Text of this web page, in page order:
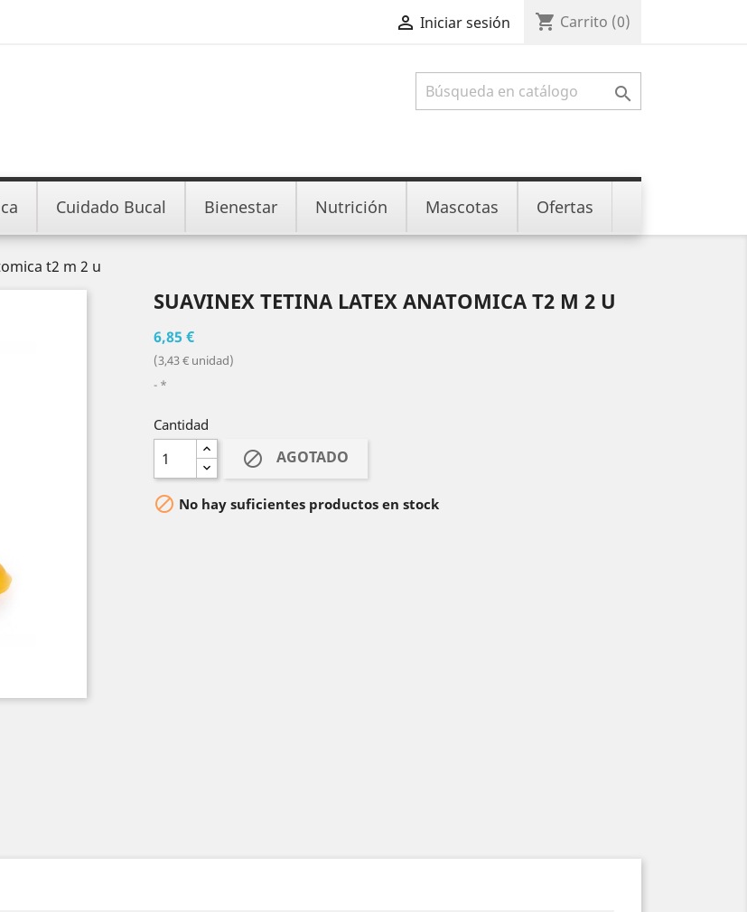
 Iniciar sesión shopping_cart Carrito (0)

Cuidado Bucal Bienestar Nutrición Mascotas Ofertas
t2 m 2 u
SUAVINEX TETINA LATEX ANATOMICA T2 M 2 U
6,85 €
(3,43 € unidad)
*
Cantidad
 AGOTADO
 No hay suficientes productos en stock